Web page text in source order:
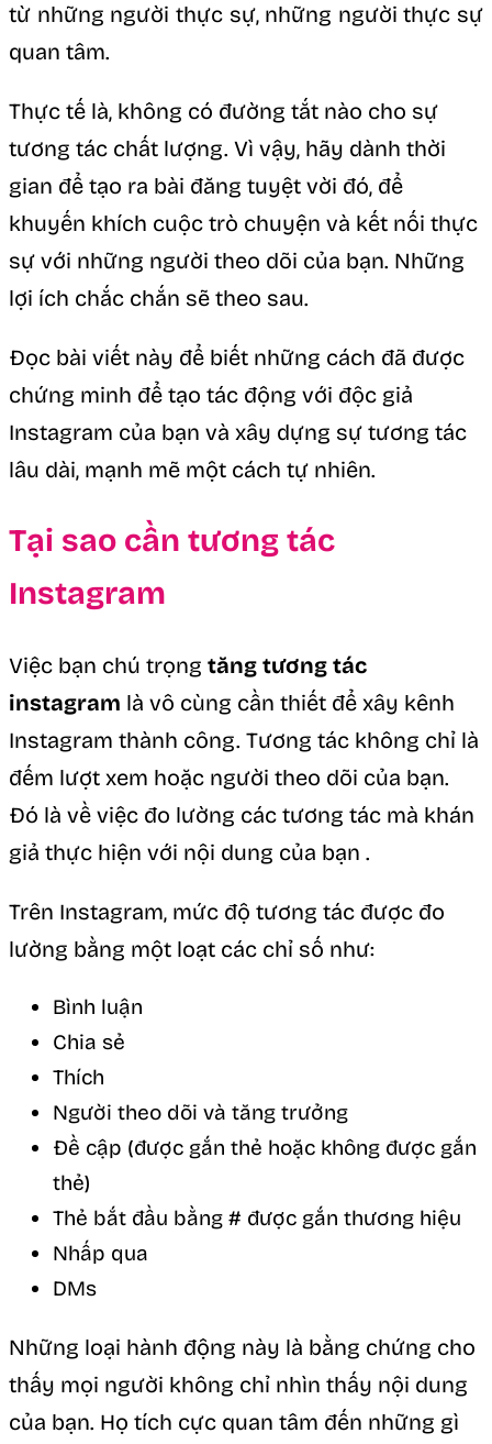
từ những người thực sự, những người thực sự
quan tâm.
Thực tế là, không có đường tắt nào cho sự
tương tác chất lượng. Vì vậy, hãy dành thời
gian để tạo ra bài đăng tuyệt vời đó, để
khuyến khích cuộc trò chuyện và kết nối thực
sự với những người theo dõi của bạn. Những
lợi ích chắc chắn sẽ theo sau.
Đọc bài viết này để biết những cách đã được
chứng minh để tạo tác động với độc giả
Instagram của bạn và xây dựng sự tương tác
lâu dài, mạnh mẽ một cách tự nhiên.
Tại sao cần tương tác
Instagram
Việc bạn chú trọng tăng tương tác
instagram là vô cùng cần thiết để xây kênh
Instagram thành công. Tương tác không chỉ là
đếm lượt xem hoặc người theo dõi của bạn.
Đó là về việc đo lường các tương tác mà khán
giả thực hiện với nội dung của bạn .
Trên Instagram, mức độ tương tác được đo
lường bằng một loạt các chỉ số như:
Bình luận
Chia sẻ
Thích
Người theo dõi và tăng trưởng
Đề cập (được gắn thẻ hoặc không được gắn
thẻ)
Thẻ bắt đầu bằng # được gắn thương hiệu
Nhấp qua
DMs
Những loại hành động này là bằng chứng cho
thấy mọi người không chỉ nhìn thấy nội dung
của bạn. Họ tích cực quan tâm đến những gì